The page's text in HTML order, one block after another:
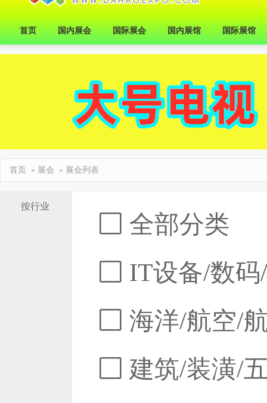
首页 国内展会 国际展会 国内展馆 国际展馆
首页 » 展会 » 展会列表
按行业
全部分类
IT设备/数码
海洋/航空/
建筑/装潢/